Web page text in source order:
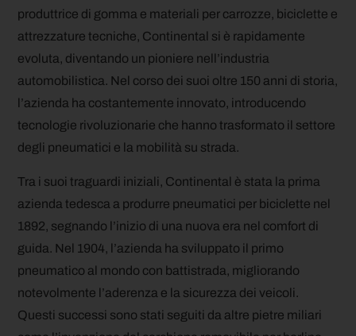
produttrice di gomma e materiali per carrozze, biciclette e
attrezzature tecniche, Continental si è rapidamente
evoluta, diventando un pioniere nell’industria
automobilistica. Nel corso dei suoi oltre 150 anni di storia,
l’azienda ha costantemente innovato, introducendo
tecnologie rivoluzionarie che hanno trasformato il settore
degli pneumatici e la mobilità su strada.
Tra i suoi traguardi iniziali, Continental è stata la prima
azienda tedesca a produrre pneumatici per biciclette nel
1892, segnando l’inizio di una nuova era nel comfort di
guida. Nel 1904, l’azienda ha sviluppato il primo
pneumatico al mondo con battistrada, migliorando
notevolmente l’aderenza e la sicurezza dei veicoli.
Questi successi sono stati seguiti da altre pietre miliari